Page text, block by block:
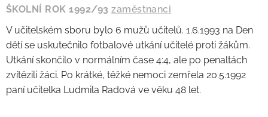
ŠKOLNÍ ROK 1992/93zaměstnanci
V učitelském sboru bylo 6 mužů učitelů. 1.6.1993 na Den
dětí se uskutečnilo fotbalové utkání učitelé proti žákům.
Utkání skončilo v normálním čase 4:4, ale po penaltách
zvítězili žáci. Po krátké, těžké nemoci zemřela 20.5.1992
paní učitelka Ludmila Radová ve věku 48 let.